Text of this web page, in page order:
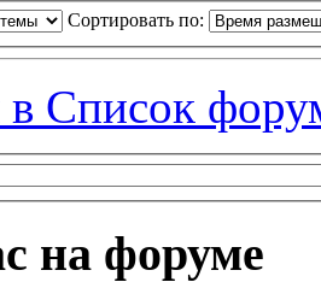
Сортировать по:
в Список
на форуме